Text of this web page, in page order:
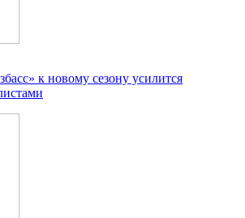
к новому сезону усилится